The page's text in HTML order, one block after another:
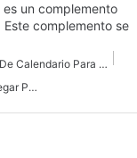
un complemento
complemento se
Mejor Extensión De Calendario Para Chrome
Mejor Extensión De Copiar Y Pegar Para Chrome